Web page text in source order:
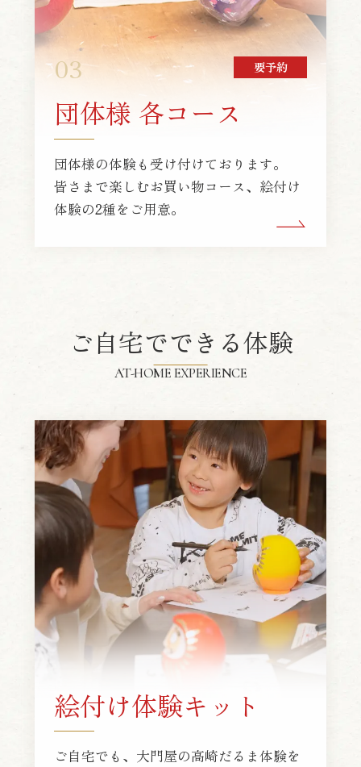
03
団体様 各コース
団体様の体験も受け付けております。
皆さまで楽しむお買い物コース、絵付け
体験の2種をご用意。
要予約
ご自宅でできる体験
AT-HOME EXPERIENCE
絵付け体験キット
ご自宅でも、大門屋の高崎だるま体験を